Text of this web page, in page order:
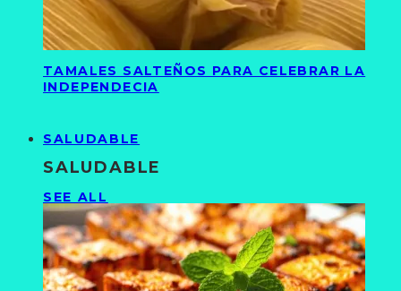
TAMALES SALTEÑOS PARA CELEBRAR LA
INDEPENDECIA
SALUDABLE
SALUDABLE
SEE ALL